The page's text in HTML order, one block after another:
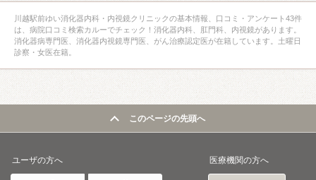
川越駅前ゆい消化器内科・内視鏡クリニックの基本情報、口コミ・アンケート43件
は、病院口コミ検索カルーでチェック！消化器内科、肛門科、内視鏡があります。
消化器病専門医、消化器内視鏡専門医、がん治療認定医が在籍しています。土曜日
診察・女医在籍。
このページの先頭へ
ユーザの方へ 医療機関の方へ